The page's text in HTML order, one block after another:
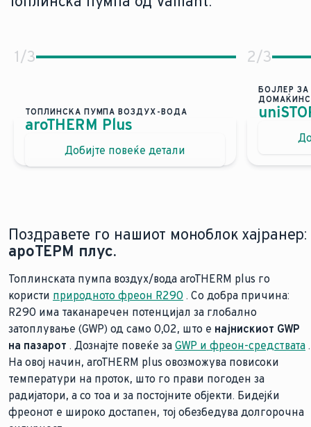
1/3
ТОПЛИНСКА ПУМПА ВОЗДУХ-ВОДА
aroTHERM Plus
Добијте повеќе детали
Ефикасност во нејзината
Нашата најефикасна топлинска пумпа воздух/
Новиот стандард: Нашата нова топлинска пумпа
2/3
БОЈЛЕР
Поздравете го нашиот моноблок хајранер:
ароТЕРМ плус.
Топлинската пумпа воздух/вода aroTHERM plus го
користи природното фреон R290 . Со добра причина:
R290 има таканаречен потенцијал за глобално
затоплување (GWP) од само 0,02, што е најнискиот GWP
на пазарот . Дознајте повеќе за GWP и фреон-средствата .
На овој начин, aroTHERM plus овозможува повисоки
температури на проток, што го прави погоден за
радијатори, а со тоа и за постојните објекти. Бидејќи
фреонот е широко достапен, тој обезбедува долгорочна